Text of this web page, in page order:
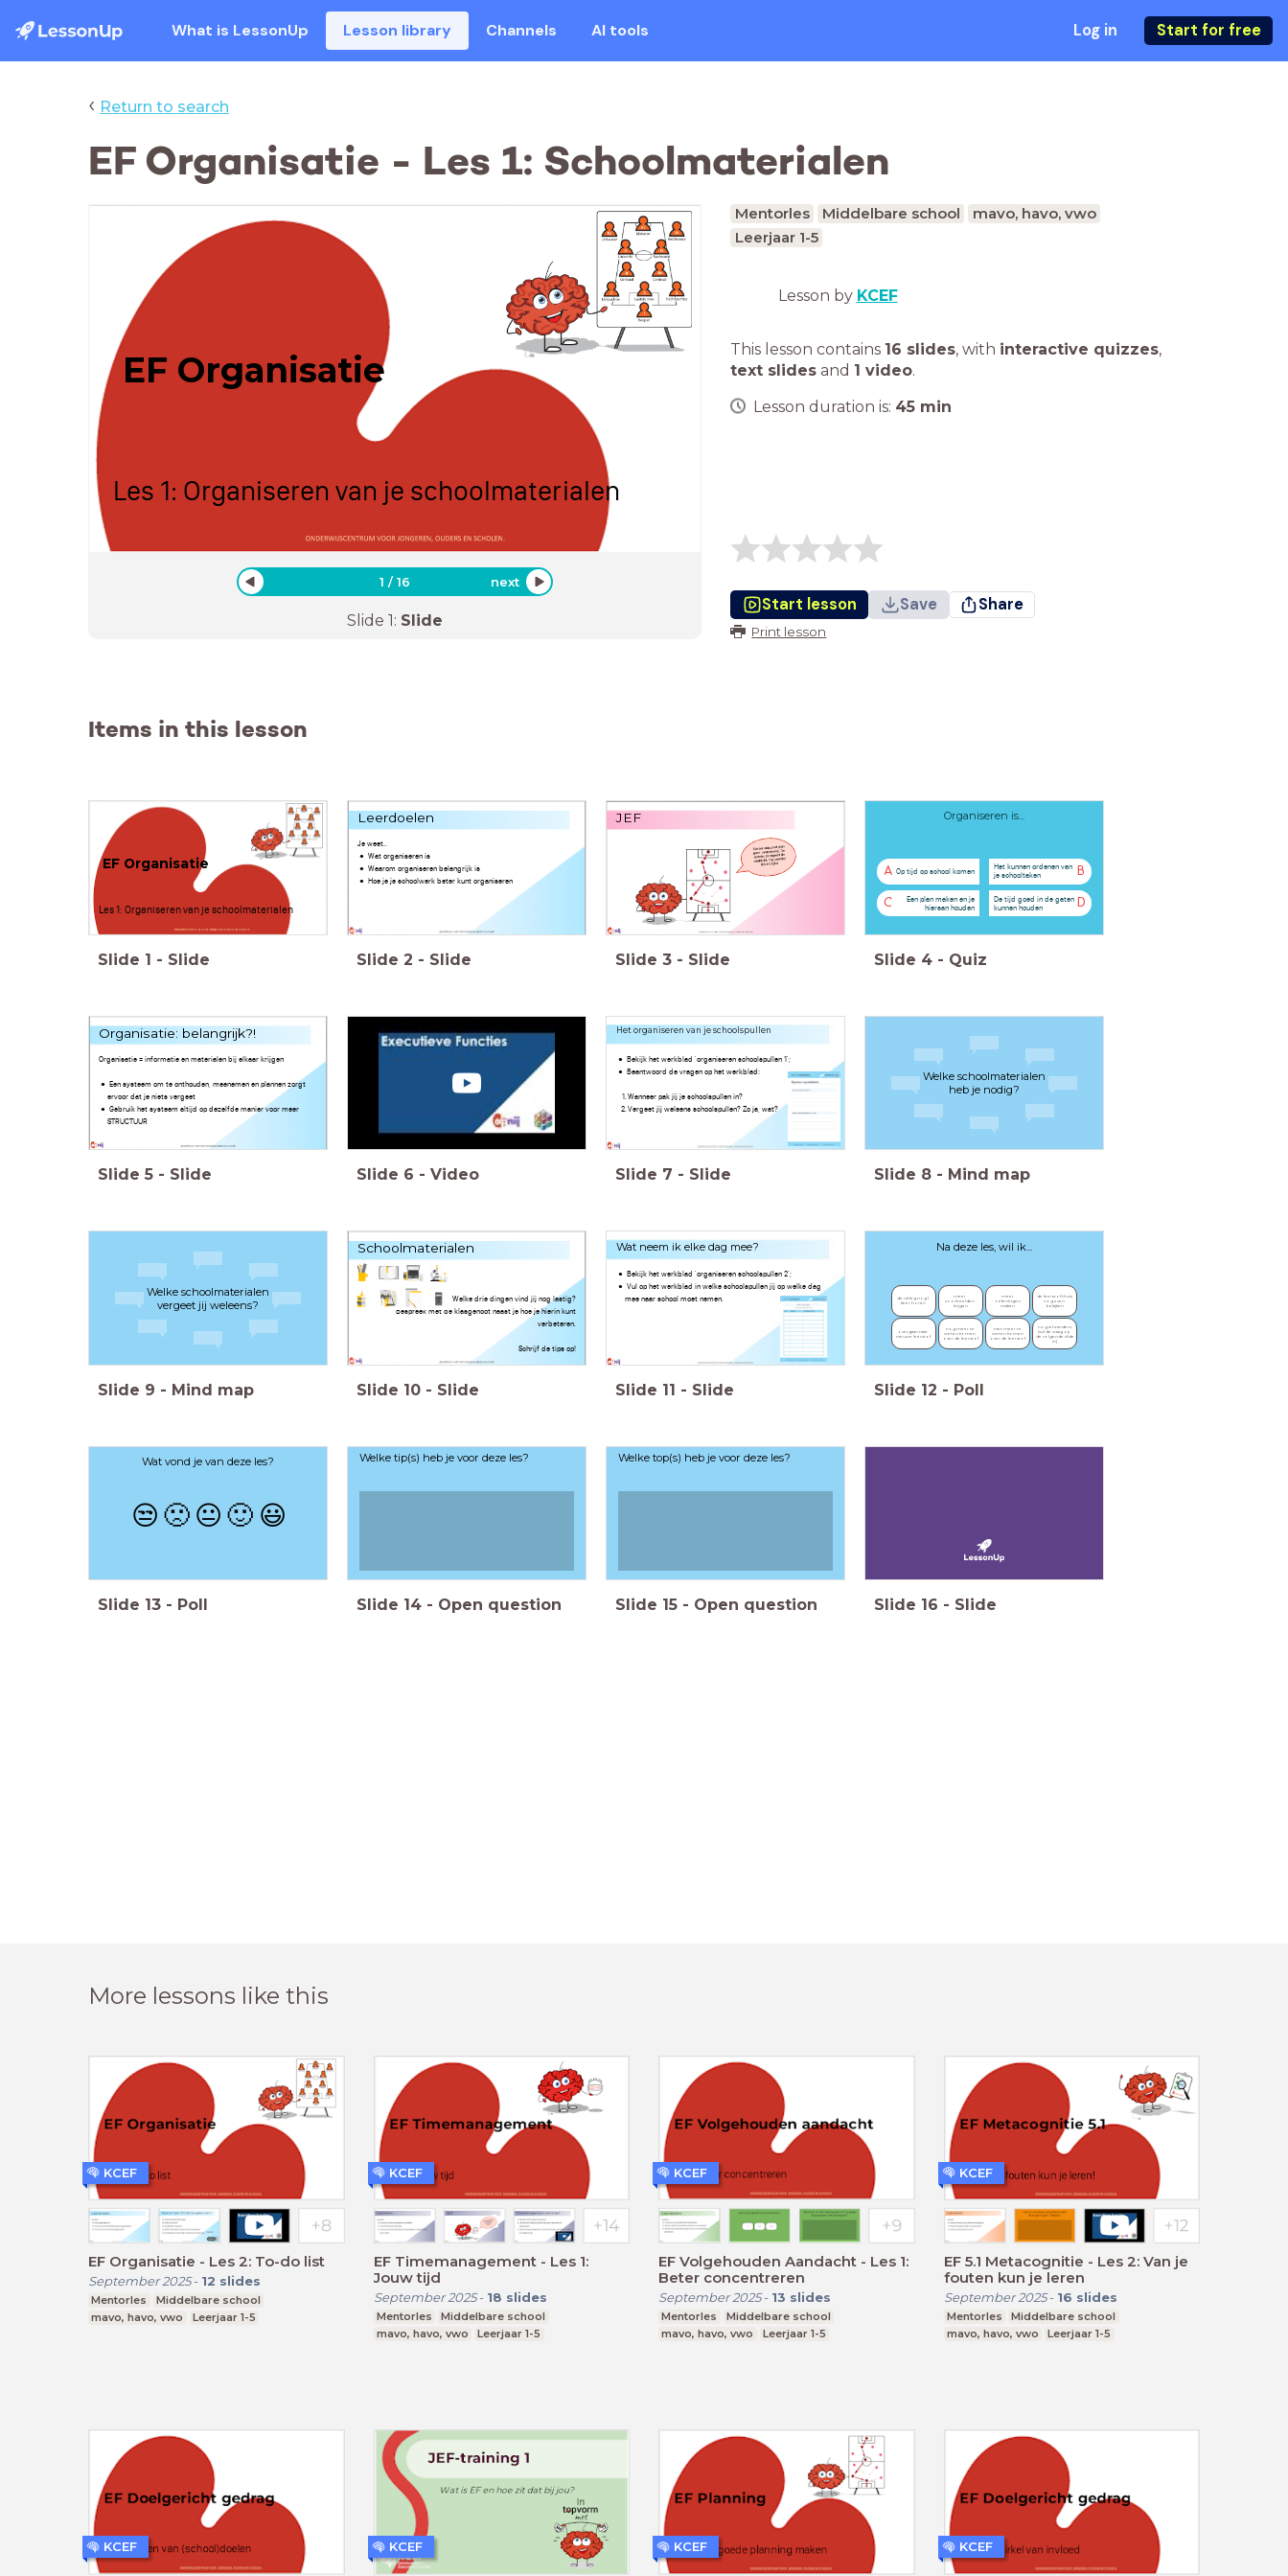
What is LessonUp Lesson library Channels AI tools Log in Start for free
‹ Return to search
EF Organisatie - Les 1: Schoolmaterialen
EF Organisatie
Les 1: Organiseren van je schoolmaterialen
1 /16 next
Slide 1: Slide
Mentorles Middelbare school
mavo, havo, vwo
Leerjaar 1-5
Lesson by KCEF
This lesson contains 16 slides, with interactive quizzes,
text slides and 1 video.
Lesson duration is: 45 min
Start lesson Save Share
Print lesson
Items in this lesson
EF Organisatie
Les 1: Organiseren van je schoolmaterialen
Slide 1 - Slide
Leerdoelen
Je weet..
Wat organiseren is
Waarom organiseren belangrijk is
Hoe je je schoolwerk beter kunt organiseren
Slide 2 - Slide
JEF
Slide 3 - Slide
Organiseren is...
A Op tijd op school komen B
Het kunnen ordenen van
je schooltaken
C
Een plan maken en je
hieraan houden
D
De tijd goed in de gaten
kunnen houden
Slide 4 - Quiz
Organisatie: belangrijk?!
Organisatie = informatie en materialen bij elkaar krijgen
Een systeem om te onthouden, meenemen en plannen zorgt
ervoor dat je niets vergeet
Gebruik het systeem altijd op dezelfde manier voor meer
STRUCTUUR
Slide 5 - Slide Slide 6 - Video
Het organiseren van je schoolspullen
Bekijk het werkblad 'organiseren schoolspullen 1';
Beantwoord de vragen op het werkblad:
Wanneer pak jij je schoolspullen in?
Vergeet jij weleens schoolspullen? Zo ja, wat?
Slide 7 - Slide
Welke schoolmaterialen
heb je nodig?
Slide 8 - Mind map
Welke schoolmaterialen
vergeet jij weleens?
Slide 9 - Mind map
Schoolmaterialen
Welke drie dingen vind jij nog lastig?
Bespreek met de klasgenoot naast je hoe je hierin kunt
verbeteren.
Schrijf de tips op!
Slide 10 - Slide
Wat neem ik elke dag mee?
Bekijk het werkblad 'organiseren schoolspullen 2';
Vul op het werkblad in welke schoolspullen jij op welke dag
mee naar school moet nemen.
Slide 11 - Slide
Na deze les, wil ik...
de uitleg nog 1
keer horen
meer
voorbeelden
krijgen
meer
oefeningen
maken
de leerstof thuis
nog even
bekijken
overgaan naar
nieuwe leerstof
nog meer te
weten komen
over de leerstof
niet meer te
weten komen
over de leerstof
nog iets anders
(vul de vraag op
de volgende slide
in)
Slide 12 - Poll
Wat vond je van deze les?
😒 🙁 😐 🙂 😃
Slide 13 - Poll
Welke tip(s) heb je voor deze les?
Slide 14 - Open question
Welke top(s) heb je voor deze les?
Slide 15 - Open question Slide 16 - Slide
More lessons like this
EF Organisatie - Les 2: To-do list
September 2025- 12 slides
Mentorles
Middelbare school
mavo, havo, vwo
Leerjaar 1-5
KCEF
EF Timemanagement - Les 1:
Jouw tijd
September 2025- 18 slides
Mentorles
Middelbare school
mavo, havo, vwo
Leerjaar 1-5
KCEF
EF Volgehouden Aandacht - Les 1:
Beter concentreren
September 2025- 13 slides
Mentorles
Middelbare school
mavo, havo, vwo
Leerjaar 1-5
KCEF
EF 5.1 Metacognitie - Les 2: Van je
fouten kun je leren
September 2025- 16 slides
Mentorles
Middelbare school
mavo, havo, vwo
Leerjaar 1-5
KCEF
KCEF KCEF KCEF KCEF